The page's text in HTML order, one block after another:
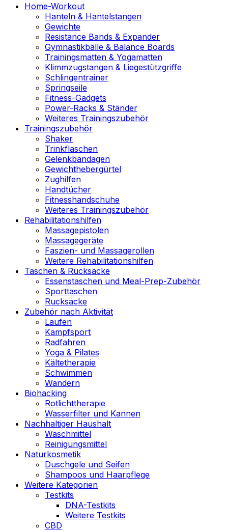
Home-Workout
Hanteln & Hantelstangen
Gewichte
Resistance Bands & Expander
Gymnastikbälle & Balance Boards
Trainingsmatten & Yogamatten
Klimmzugstangen & Liegestützgriffe
Schlingentrainer
Springseile
Fitness-Gadgets
Power-Racks & Ständer
Weiteres Trainingszubehör
Trainingszubehör
Shaker
Trinkflaschen
Gelenkbandagen
Gewichthebergürtel
Zughilfen
Handtücher
Fitnesshandschuhe
Weiteres Trainingszubehör
Rehabilitationshilfen
Massagepistolen
Massagegeräte
Faszien- und Massagerollen
Weitere Rehabilitationshilfen
Taschen & Rucksäcke
Essenstaschen und Meal-Prep-Zubehör
Sporttaschen
Rucksäcke
Zubehör nach Aktivität
Laufen
Kampfsport
Radfahren
Yoga & Pilates
Kältetherapie
Schwimmen
Wandern
Biohacking
Rotlichttherapie
Wasserfilter und Kannen
Nachhaltiger Haushalt
Waschmittel
Reinigungsmittel
Naturkosmetik
Duschgele und Seifen
Shampoos und Haarpflege
Weitere Kategorien
Testkits
DNA-Testkits
Weitere Testkits
CBD